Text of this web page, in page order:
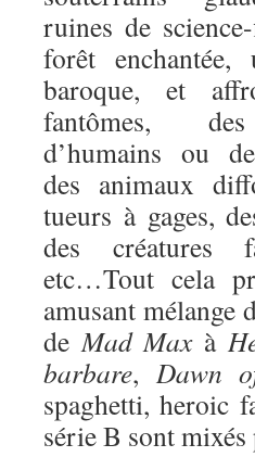
ruines de
forêt enchantée,
baroque, et
fantômes,
d’humains ou
des animaux
tueurs à gages,
des créatures
etc…Tout cela
amusant mélange
deMad Maxà
barbare, Dawn
spaghetti, heroic
série B sont